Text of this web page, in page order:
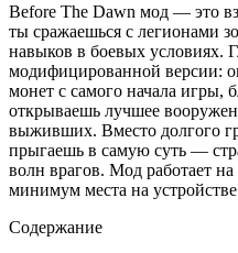
Before The Dawn мод — это
ты сражаешься с легионами
навыков в боевых условиях.
модифицированной версии:
монет с самого начала игры,
открываешь лучшее
выживших. Вместо долгого
прыгаешь в самую суть —
волн врагов. Мод работает
минимум места на
Содержание